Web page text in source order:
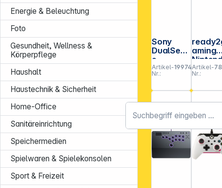
Energie & Beleuchtung
Foto
Gesundheit, Wellness &
Körperpflege
Haushalt
Haustechnik & Sicherheit
Home-Office
Sanitäreinrichtung
Speichermedien
Spielwaren & Spielekonsolen
Sport & Freizeit
Sony
DualSens
e
Wireless
Controlle
r PS5
cosmic
red
Artikel-
Nr.:
199742
aming
Switch
Pro Pad
Edition
Artikel-
Nr.: